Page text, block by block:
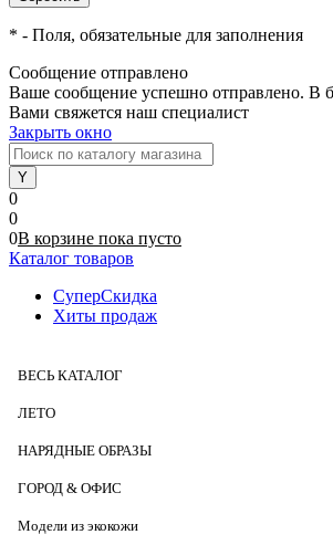
* - Поля, обязательные для заполнения
Сообщение отправлено
Ваше сообщение успешно отправлено. В
Вами свяжется наш специалист
Закрыть окно
0
0
0В корзине пока пусто
Каталог товаров
СуперСкидка
Хиты продаж
ВЕСЬ КАТАЛОГ
ЛЕТО
НАРЯДНЫЕ ОБРАЗЫ
ГОРОД & ОФИС
Модели из экокожи